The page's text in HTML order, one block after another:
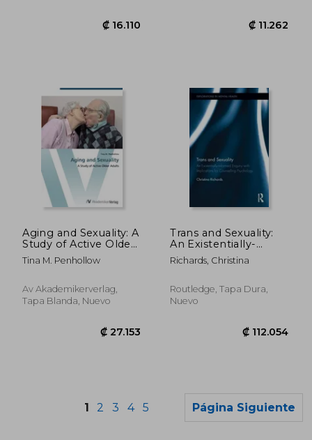
₡ 9.553
Aging and Sexuality: A
Study of Active Older
Adults
Tina M. Penhollow
Av Akademikerverlag,
Tapa Blanda, Nuevo
Trans and Sexuality:
An Existentially-
Informed Enquiry
with Implications for
Psychology (en
Inglés)
Richards, Christina
Routledge, Tapa Dura,
Nuevo
1 2 3 4 5 Página Siguiente